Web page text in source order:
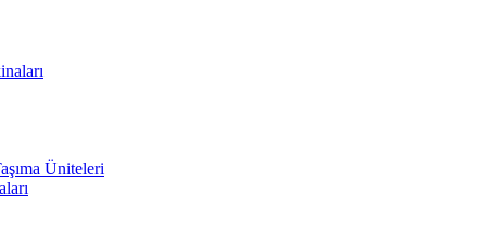
Üniteleri